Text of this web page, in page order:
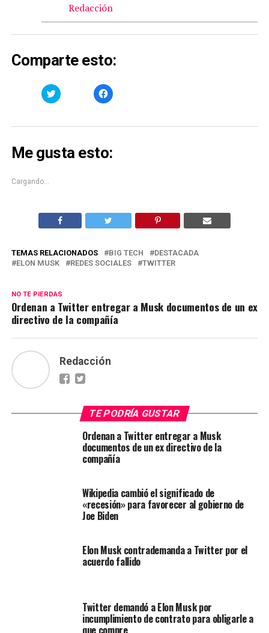
Redacción
Comparte esto:
Haz
clic
Twitter
en
una
Haz
clic
Facebook
en
una
Me gusta esto:
Cargando...
TEMAS RELACIONADOS BIG TECH
DESTACADA
ELON MUSK
REDES SOCIALES TWITTER
NO TE PIERDAS
Ordenan a Twitter entregar a Musk documentos de un ex
directivo de la compañía
Redacción
TE PODRÍA GUSTAR
Ordenan a Twitter entregar a Musk
documentos de un ex directivo de la
compañía
Wikipedia cambió el significado de
«recesión» para favorecer al gobierno de
Joe Biden
Elon Musk contrademanda a Twitter por el
acuerdo fallido
Twitter demandó a Elon Musk por
incumplimiento de contrato para obligarle a
que compre